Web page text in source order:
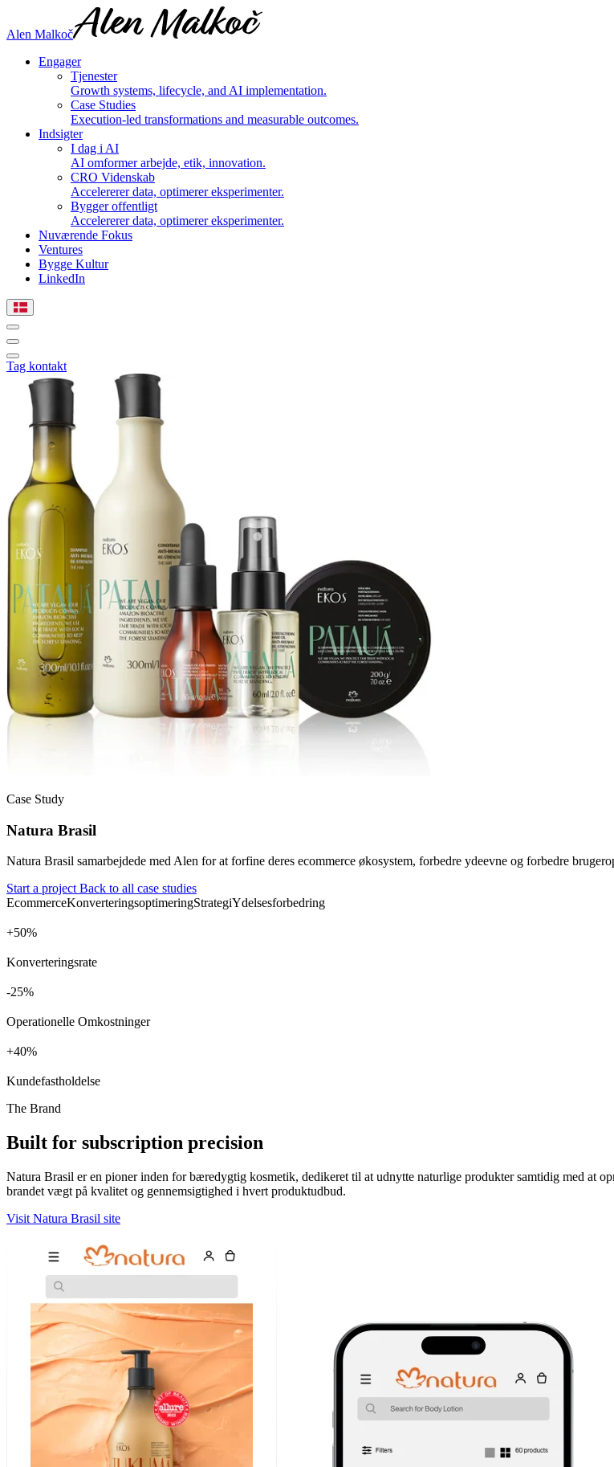
Alen Malkoč
Engager
Tjenester
Growth systems, lifecycle, and AI implementation.
Case Studies
Execution-led transformations and measurable outcomes.
Indsigter
I dag i AI
AI omformer arbejde, etik, innovation.
CRO Videnskab
Accelererer data, optimerer eksperimenter.
Bygger offentligt
Accelererer data, optimerer eksperimenter.
Nuværende Fokus
Ventures
Bygge Kultur
LinkedIn
Tag kontakt
Case Study
Natura Brasil
Natura Brasil samarbejdede med Alen for at forfine deres ecommerce økosystem, forbedre ydeevne og forbedre
Start a projectBack to all case studies
EcommerceKonverteringsoptimeringStrategiYdelsesforbedring
+ %
Konverteringsrate
%
Operationelle Omkostninger
+ %
Kundefastholdelse
The Brand
Built for subscription precision
Natura Brasil er en pioner inden for bæredygtig kosmetik, dedikeret til at udnytte naturlige produkter samtidig med at
brandet vægt på kvalitet og gennemsigtighed i hvert produktudbud.
Visit Natura Brasil site